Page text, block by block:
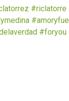
#riclatorre
#foryou